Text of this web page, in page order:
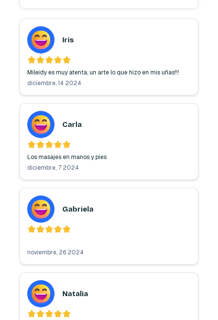
Iris
Mileidy es muy atenta, un arte lo que hizo en mis uñas!!!
diciembre, 14 2024
Carla
Los masajes en manos y pies
diciembre, 7 2024
Gabriela
noviembre, 26 2024
Natalia